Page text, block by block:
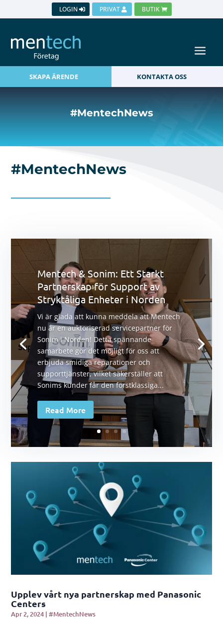
LOGIN PRIVAT BUTIK
SKAPA ÄRENDE KONTAKTA OSS
#MentechNews
#MentechNews
Mentech & Sonim: Ett Starkt
Partnerskap för Support av
Stryktåliga Enheter i Norden
Vi är glada att kunna meddela att Mentech
nu är en auktoriserad servicepartner för
Sonim i Norden! Detta spännande
samarbete gör det möjligt för oss att
erbjuda smidiga reparationer och
supporttjänster, vilket säkerställer att
Sonims kunder får den förstklassiga...
Read More
Upplev vårt nya partnerskap med Panasonic
Centers
Apr 2, 2024 |#MentechNews